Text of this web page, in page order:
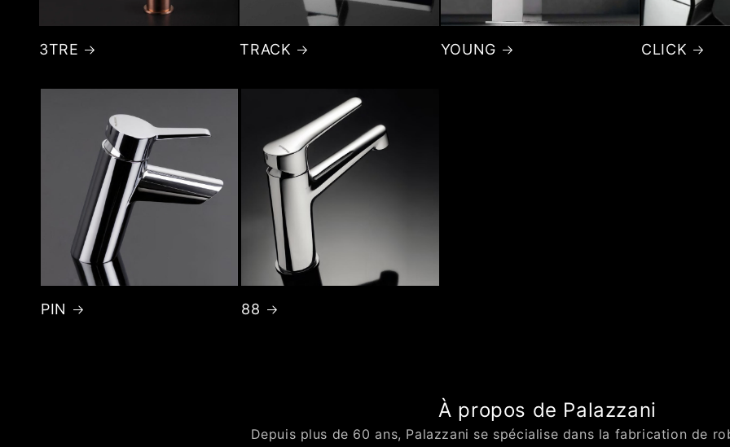
3TRE TRACK YOUNG CLICK
PIN 88
À propos de Palazzani
Depuis plus de 60 ans, Palazzani se spécialise dans la fabrication de